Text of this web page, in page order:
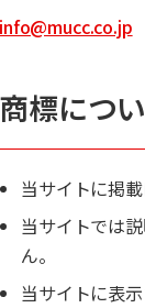
info@mucc.co.jp
商標につ
当サイトに掲
当サイトでは
ん。
当サイトに表